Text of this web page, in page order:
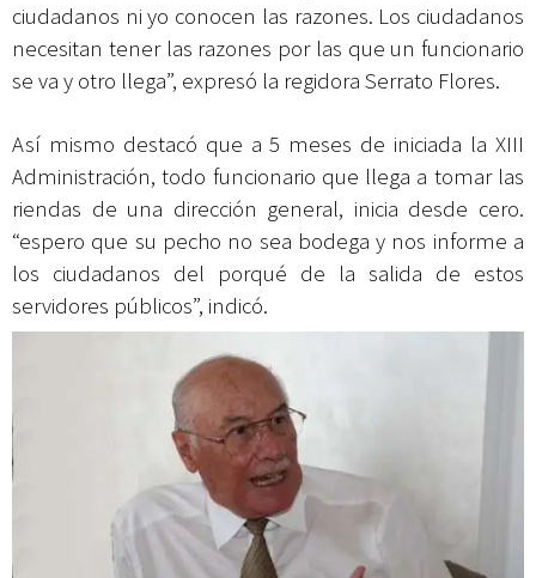
ciudadanos ni yo conocen las razones. Los ciudadanos
necesitan tener las razones por las que un funcionario
se va y otro llega”, expresó la regidora Serrato Flores.
Así mismo destacó que a 5 meses de iniciada la XIII
Administración, todo funcionario que llega a tomar las
riendas de una dirección general, inicia desde cero.
“espero que su pecho no sea bodega y nos informe a
los ciudadanos del porqué de la salida de estos
servidores públicos”, indicó.